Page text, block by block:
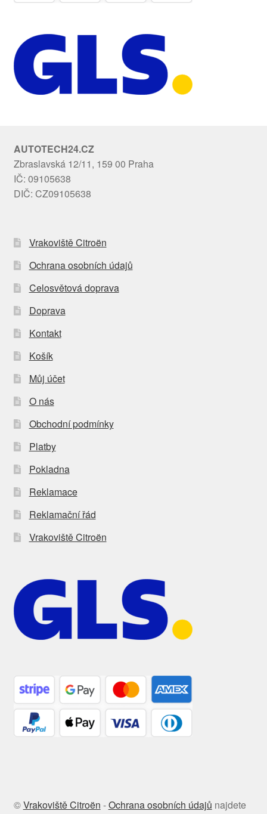
AUTOTECH24.CZ
Zbraslavská 12/11, 159 00 Praha
IČ: 09105638
DIČ: CZ09105638
Vrakoviště Citroën
Ochrana osobních údajů
Celosvětová doprava
Doprava
Kontakt
Košík
Můj účet
O nás
Obchodní podmínky
Platby
Pokladna
Reklamace
Reklamační řád
Vrakoviště Citroën
©Vrakoviště Citroën -Ochrana osobních údajů najdete